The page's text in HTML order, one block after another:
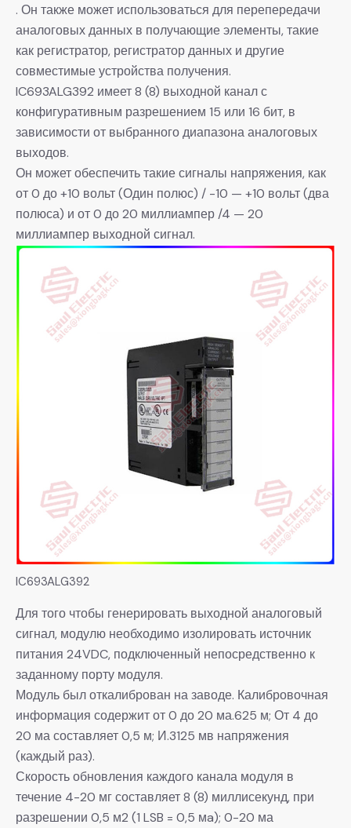
. Он также может использоваться для перепередачи
аналоговых данных в получающие элементы, такие
как регистратор, регистратор данных и другие
совместимые устройства получения.
IC693ALG392 имеет 8 (8) выходной канал с
конфигуративным разрешением 15 или 16 бит, в
зависимости от выбранного диапазона аналоговых
выходов.
Он может обеспечить такие сигналы напряжения, как
от 0 до +10 вольт (Один полюс) / -10 — +10 вольт (два
полюса) и от 0 до 20 миллиампер /4 — 20
миллиампер выходной сигнал.
IC693ALG392
Для того чтобы генерировать выходной аналоговый
сигнал, модулю необходимо изолировать источник
питания 24VDC, подключенный непосредственно к
заданному порту модуля.
Модуль был откалиброван на заводе. Калибровочная
информация содержит от 0 до 20 ма.625 м; От 4 до
20 ма составляет 0,5 м; И.3125 мв напряжения
(каждый раз).
Скорость обновления каждого канала модуля в
течение 4-20 мг составляет 8 (8) миллисекунд, при
разрешении 0,5 м2 (1 LSB = 0,5 мa); 0-20 ма